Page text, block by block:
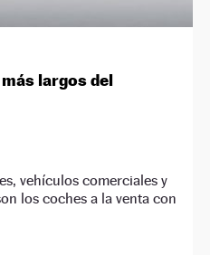
largos del
vehículos comerciales y
los coches a la venta con